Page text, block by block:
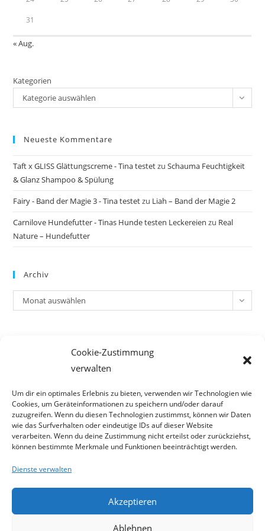
Cookie-Zustimmung
verwalten
Um dir ein optimales Erlebnis zu bieten, verwenden wir Technologien wie
Cookies, um Geräteinformationen zu speichern und/oder darauf
zuzugreifen. Wenn du diesen Technologien zustimmst, können wir Daten
wie das Surfverhalten oder eindeutige IDs auf dieser Website
verarbeiten. Wenn du deine Zustimmung nicht erteilst oder zurückziehst,
können bestimmte Merkmale und Funktionen beeinträchtigt werden.
Dienste verwalten
Akzeptieren
Ablehnen
31
« Aug.
Kategorien
Kategorie auswählen
Neueste Kommentare
Taft x GLISS Glättungscreme - Tina testetzuSchauma Feuchtigkeit
& Glanz Shampoo & Spülung
Fairy - Band der Magie 3 - Tina testetzu Liah – Band der Magie 2
Carnilove Hundefutter - Tinas Hunde testen Leckereien zu Real
Nature – Hundefutter
Archiv
Archiv
Monat auswählen
Kommentar-Feed
WordPress.org